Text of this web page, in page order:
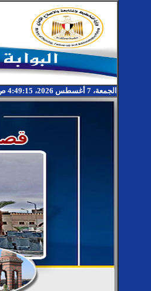
الجمعة، 7 أغسطس 2026، 4:49:15 ص